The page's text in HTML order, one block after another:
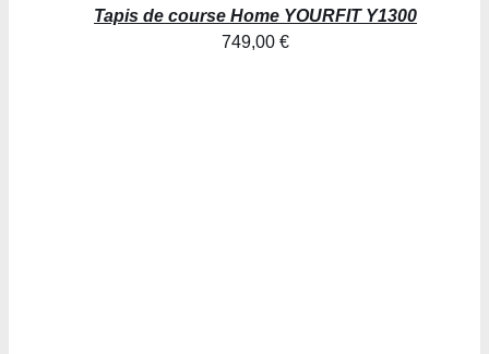
Tapis de course Home YOURFIT Y1300
749,00 €